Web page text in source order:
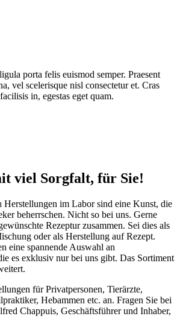
porta felis euismod semper. Praesent
vel scelerisque nisl consectetur et. Cras
in, egestas eget quam.
viel Sorgfalt, für Sie!
Herstellungen im Labor sind eine Kunst, die
beherrschen. Nicht so bei uns. Gerne
Rezeptur zusammen. Sei dies als
oder als Herstellung auf Rezept.
eine spannende Auswahl an
es exklusiv nur bei uns gibt. Das Sortiment
für Privatpersonen, Tierärzte,
Hebammen etc. an. Fragen Sie bei
Chappuis, Geschäftsführer und Inhaber,